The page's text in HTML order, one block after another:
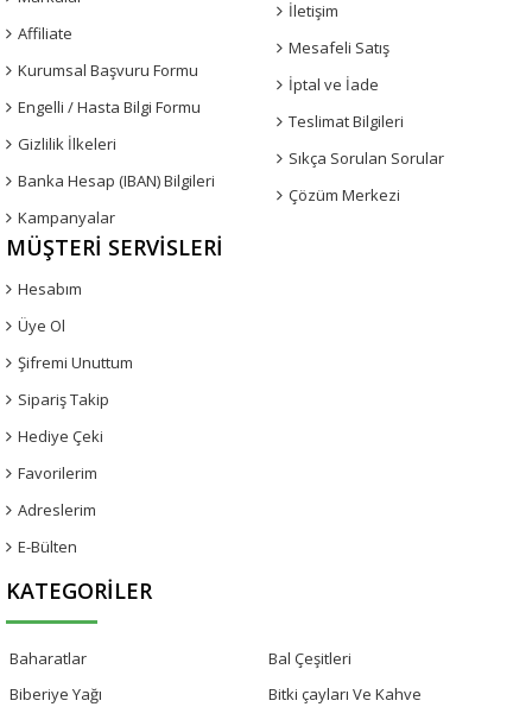
Affiliate
Kurumsal Başvuru Formu
Engelli / Hasta Bilgi Formu
Gizlilik İlkeleri
Banka Hesap (IBAN) Bilgileri
Kampanyalar
İletişim
Mesafeli Satış
İptal ve İade
Teslimat Bilgileri
Sıkça Sorulan Sorular
Çözüm Merkezi
MÜŞTERI SERVISLERI
Hesabım
Üye Ol
Şifremi Unuttum
Sipariş Takip
Hediye Çeki
Favorilerim
Adreslerim
E-Bülten
KATEGORILER
Baharatlar
Bal Çeşitleri
Biberiye Yağı
Bitki çayları Ve Kahve